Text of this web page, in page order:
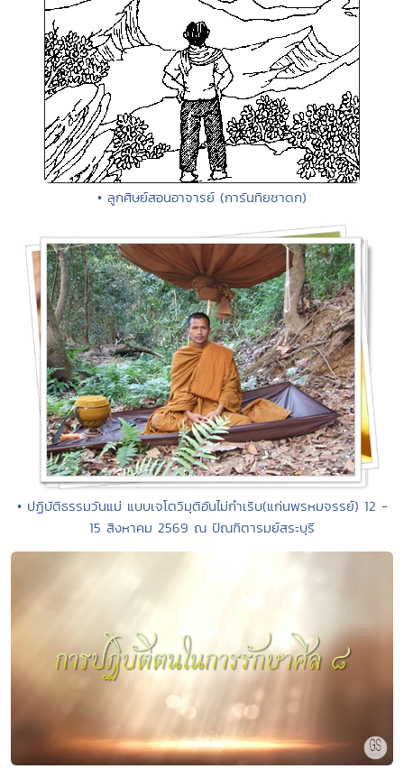
• ลูกศิษย์สอนอาจารย์ (การันทิยชาดก)
• ปฏิบัติธรรมวันแม่ แบบเจโตวิมุติอันไม่กำเริบ(แก่นพรหมจรรย์) 12 -
15 สิงหาคม 2569 ณ ปัณฑิตารมย์สระบุรี